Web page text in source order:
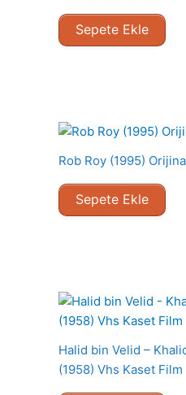
Sepete Ekle
Rob Roy (1995)
Sepete Ekle
Halid bin Velid –
(1958) Vhs Kaset Film